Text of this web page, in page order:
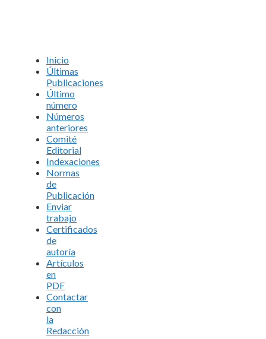
Inicio
Últimas
Publicaciones
Último
número
Números
anteriores
Comité
Editorial
Indexaciones
Normas
de
Publicación
Enviar
trabajo
Certificados
de
autoría
Artículos
en
PDF
Contactar
con
la
Redacción